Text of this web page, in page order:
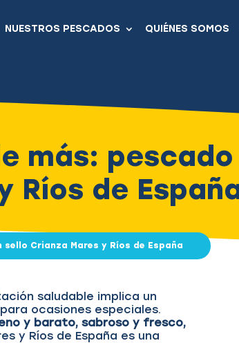
NUESTROS PESCADOS QUIÉNES SOMOS
más:
Ríos de
Crianza Mares y Ríos de España
saludable implica un
ocasiones especiales.
y barato, sabroso y fresco,
y Ríos de España es una